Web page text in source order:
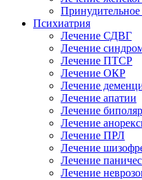
Принудительное
Психиатрия
Лечение СДВГ
Лечение
Лечение ПТСР
Лечение ОКР
Лечение
Лечение апатии
Лечение
Лечение
Лечение ПРЛ
Лечение
Лечение
Лечение